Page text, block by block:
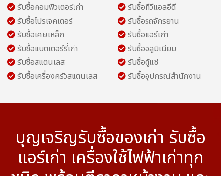
รับซื้อคอมพิวเตอร์เก่า
รับซื้อทีวีแอลอีดี
รับซื้อโปรเจคเตอร์
รับซื้อรถจักรยาน
รับซื้อเศษเหล็ก
รับซื้อแอร์เก่า
รับซื้อแบตเตอร์รี่เก่า
รับซื้ออลูมิเนียม
รับซื้อสแตนเลส
รับซื้อตู้แช่
รับซื้อเครื่องครัวสแตนเลส
รับซื้ออุปกรณ์สำนักงาน
บุญเจริญรับซื้อของเก่า รับซื้อ
แอร์เก่า เครื่องใช้ไฟฟ้าเก่าทุก